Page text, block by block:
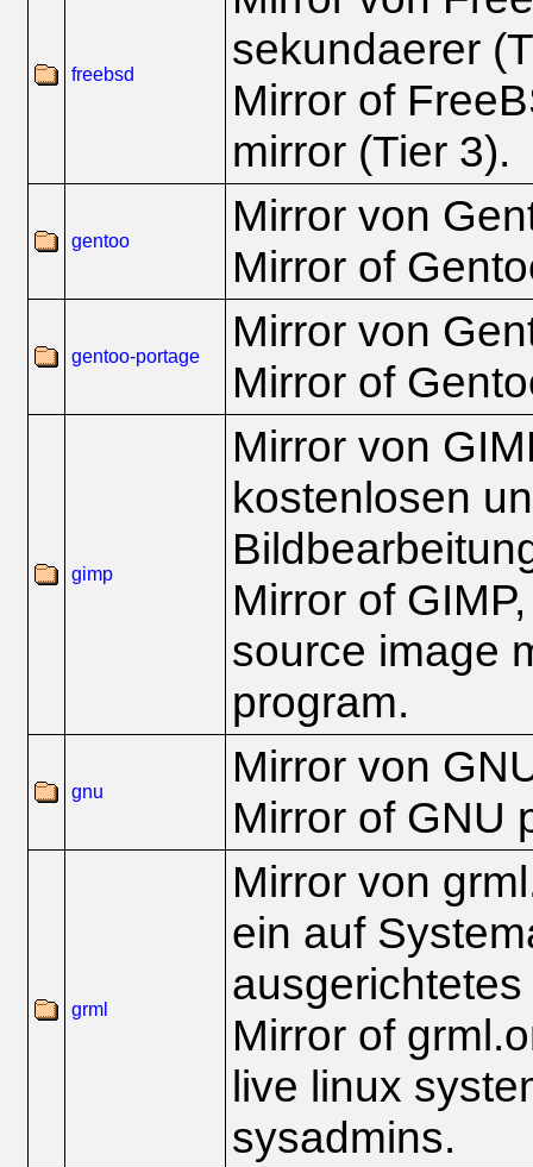
freebsd
sekundaerer
Mirror of
mirror (Tier 3).
gentoo
Mirror von
Mirror of
gentoo-portage
Mirror von
Mirror of
gimp
Mirror von
kostenlosen
Mirror of
source image
program.
gnu
Mirror von
Mirror of GNU
grml
Mirror von
ein auf
Mirror of
live linux
sysadmins.